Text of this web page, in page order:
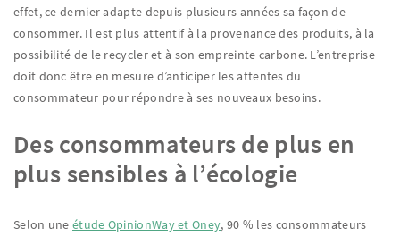
effet, ce dernier adapte depuis plusieurs années sa façon de
consommer. Il est plus attentif à la provenance des produits, à la
possibilité de le recycler et à son empreinte carbone. L’entreprise
doit donc être en mesure d’anticiper les attentes du
consommateur pour répondre à ses nouveaux besoins.
Des consommateurs de plus en
plus sensibles à l’écologie
Selon une étude OpinionWay et Oney, 90 % les consommateurs